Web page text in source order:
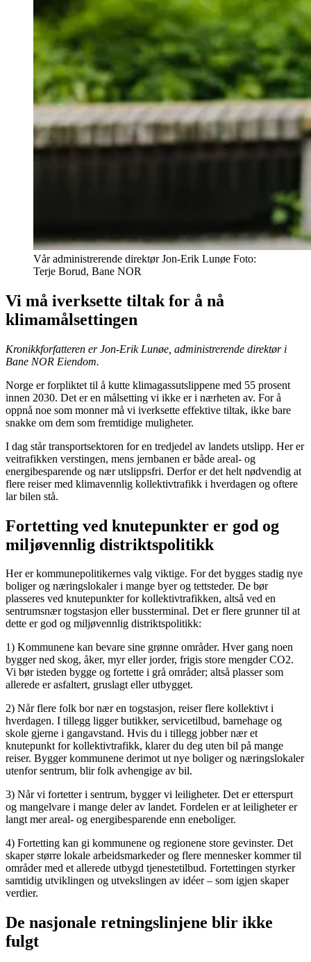
Vår administrerende direktør Jon-Erik Lunøe Foto:
Terje Borud, Bane NOR
Vi må iverksette tiltak for å nå
klimamålsettingen
Kronikkforfatteren er Jon-Erik Lunøe, administrerende direktør i
Bane NOR Eiendom.
Norge er forpliktet til å kutte klimagassutslippene med 55 prosent
innen 2030. Det er en målsetting vi ikke er i nærheten av. For å
oppnå noe som monner må vi iverksette effektive tiltak, ikke bare
snakke om dem som fremtidige muligheter.
I dag står transportsektoren for en tredjedel av landets utslipp. Her er
veitrafikken verstingen, mens jernbanen er både areal- og
energibesparende og nær utslippsfri. Derfor er det helt nødvendig at
flere reiser med klimavennlig kollektivtrafikk i hverdagen og oftere
lar bilen stå.
Fortetting ved knutepunkter er god og
miljøvennlig distriktspolitikk
Her er kommunepolitikernes valg viktige. For det bygges stadig nye
boliger og næringslokaler i mange byer og tettsteder. De bør
plasseres ved knutepunkter for kollektivtrafikken, altså ved en
sentrumsnær togstasjon eller bussterminal. Det er flere grunner til at
dette er god og miljøvennlig distriktspolitikk:
1) Kommunene kan bevare sine grønne områder. Hver gang noen
bygger ned skog, åker, myr eller jorder, frigis store mengder CO2.
Vi bør isteden bygge og fortette i grå områder; altså plasser som
allerede er asfaltert, gruslagt eller utbygget.
2) Når flere folk bor nær en togstasjon, reiser flere kollektivt i
hverdagen. I tillegg ligger butikker, servicetilbud, barnehage og
skole gjerne i gangavstand. Hvis du i tillegg jobber nær et
knutepunkt for kollektivtrafikk, klarer du deg uten bil på mange
reiser. Bygger kommunene derimot ut nye boliger og næringslokaler
utenfor sentrum, blir folk avhengige av bil.
3) Når vi fortetter i sentrum, bygger vi leiligheter. Det er etterspurt
og mangelvare i mange deler av landet. Fordelen er at leiligheter er
langt mer areal- og energibesparende enn eneboliger.
4) Fortetting kan gi kommunene og regionene store gevinster. Det
skaper større lokale arbeidsmarkeder og flere mennesker kommer til
områder med et allerede utbygd tjenestetilbud. Fortettingen styrker
samtidig utviklingen og utvekslingen av idéer – som igjen skaper
verdier.
De nasjonale retningslinjene blir ikke
fulgt